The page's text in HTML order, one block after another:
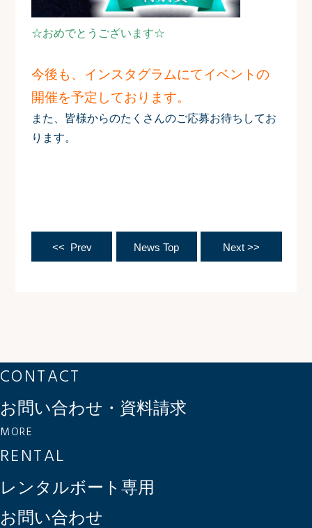
☆おめでとうございます☆
今後も、インスタグラムにてイベントの
開催を予定しております。
また、皆様からのたくさんのご応募お待ちしてお
ります。
<< Prev News Top Next >>
CONTACT
お問い合わせ・資料請求
MORE
RENTAL
レンタルボート専用
お問い合わせ